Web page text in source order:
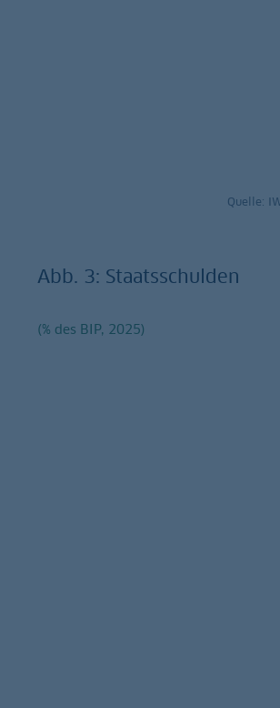
Quelle:
Abb. 3: Staatsschulden
(% des BIP, 2025)